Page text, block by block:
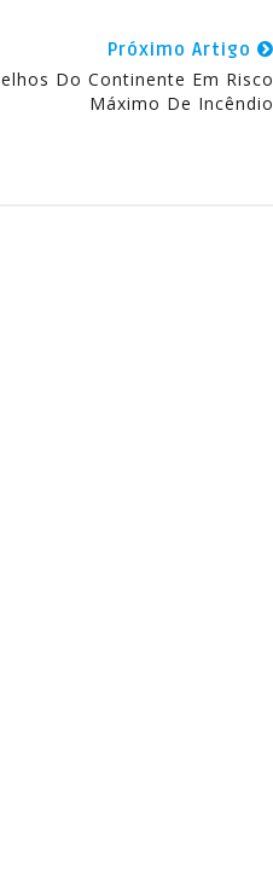
Próximo Artigo
Do Continente Em Risco
Máximo De Incêndio